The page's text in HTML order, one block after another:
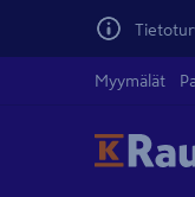
Myymälät